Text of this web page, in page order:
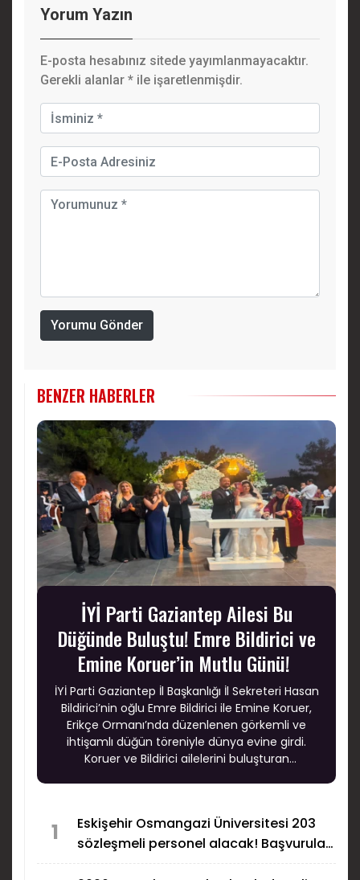
Yorum Yazın
E-posta hesabınız sitede yayımlanmayacaktır.
Gerekli alanlar * ile işaretlenmişdir.
Yorumu Gönder
BENZER HABERLER
İYİ Parti Gaziantep Ailesi Bu
Düğünde Buluştu! Emre Bildirici ve
Emine Koruer’in Mutlu Günü!
İYİ Parti Gaziantep İl Başkanlığı İl Sekreteri Hasan
Bildirici’nin oğlu Emre Bildirici ile Emine Koruer,
Erikçe Ormanı’nda düzenlenen görkemli ve
ihtişamlı düğün töreniyle dünya evine girdi.
Koruer ve Bildirici ailelerini buluşturan
1
Eskişehir Osmangazi Üniversitesi 203
sözleşmeli personel alacak! Başvurular